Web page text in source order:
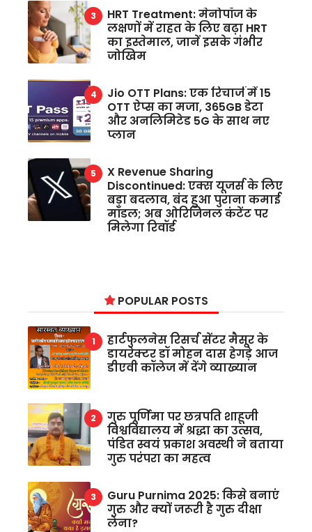
HRT Treatment: मेनोपॉज के
लक्षणों में राहत के लिए बढ़ा HRT
का इस्तेमाल, जानें इसके गंभीर
जोखिम
Jio OTT Plans: एक रिचार्ज में 15
OTT ऐप्स का मजा, 365GB डेटा
और अनलिमिटेड 5G के साथ नए
प्लान
X Revenue Sharing
Discontinued: एक्स यूजर्स के लिए
बड़ा बदलाव, बंद हुआ पुराना कमाई
मॉडल; अब ओरिजिनल कंटेंट पर
मिलेगा रिवॉर्ड
POPULAR POSTS
हार्टफुलनेस रिसर्च सेंटर मैसूर के
डायरेक्टर डॉ मोहन दास हेगड़े आज
डीएवी कॉलेज में देंगे व्याख्यान
गुरु पूर्णिमा पर छत्रपति शाहूजी
विश्वविद्यालय में श्रद्धा का उत्सव,
पंडित स्वयं प्रकाश अवस्थी ने बताया
गुरु परंपरा का महत्व
Guru Purnima 2025: किसे बनाएं
गुरु और क्यों जरूरी है गुरु दीक्षा
लेना?